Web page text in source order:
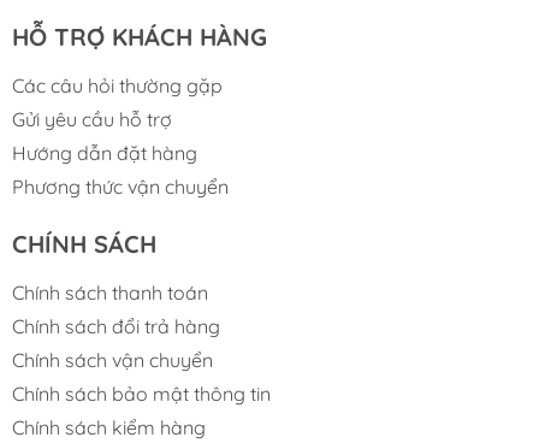
HỖ TRỢ KHÁCH HÀNG
Các câu hỏi thường gặp
Gửi yêu cầu hỗ trợ
Hướng dẫn đặt hàng
Phương thức vận chuyển
CHÍNH SÁCH
Chính sách thanh toán
Chính sách đổi trả hàng
Chính sách vận chuyển
Chính sách bảo mật thông tin
Chính sách kiểm hàng